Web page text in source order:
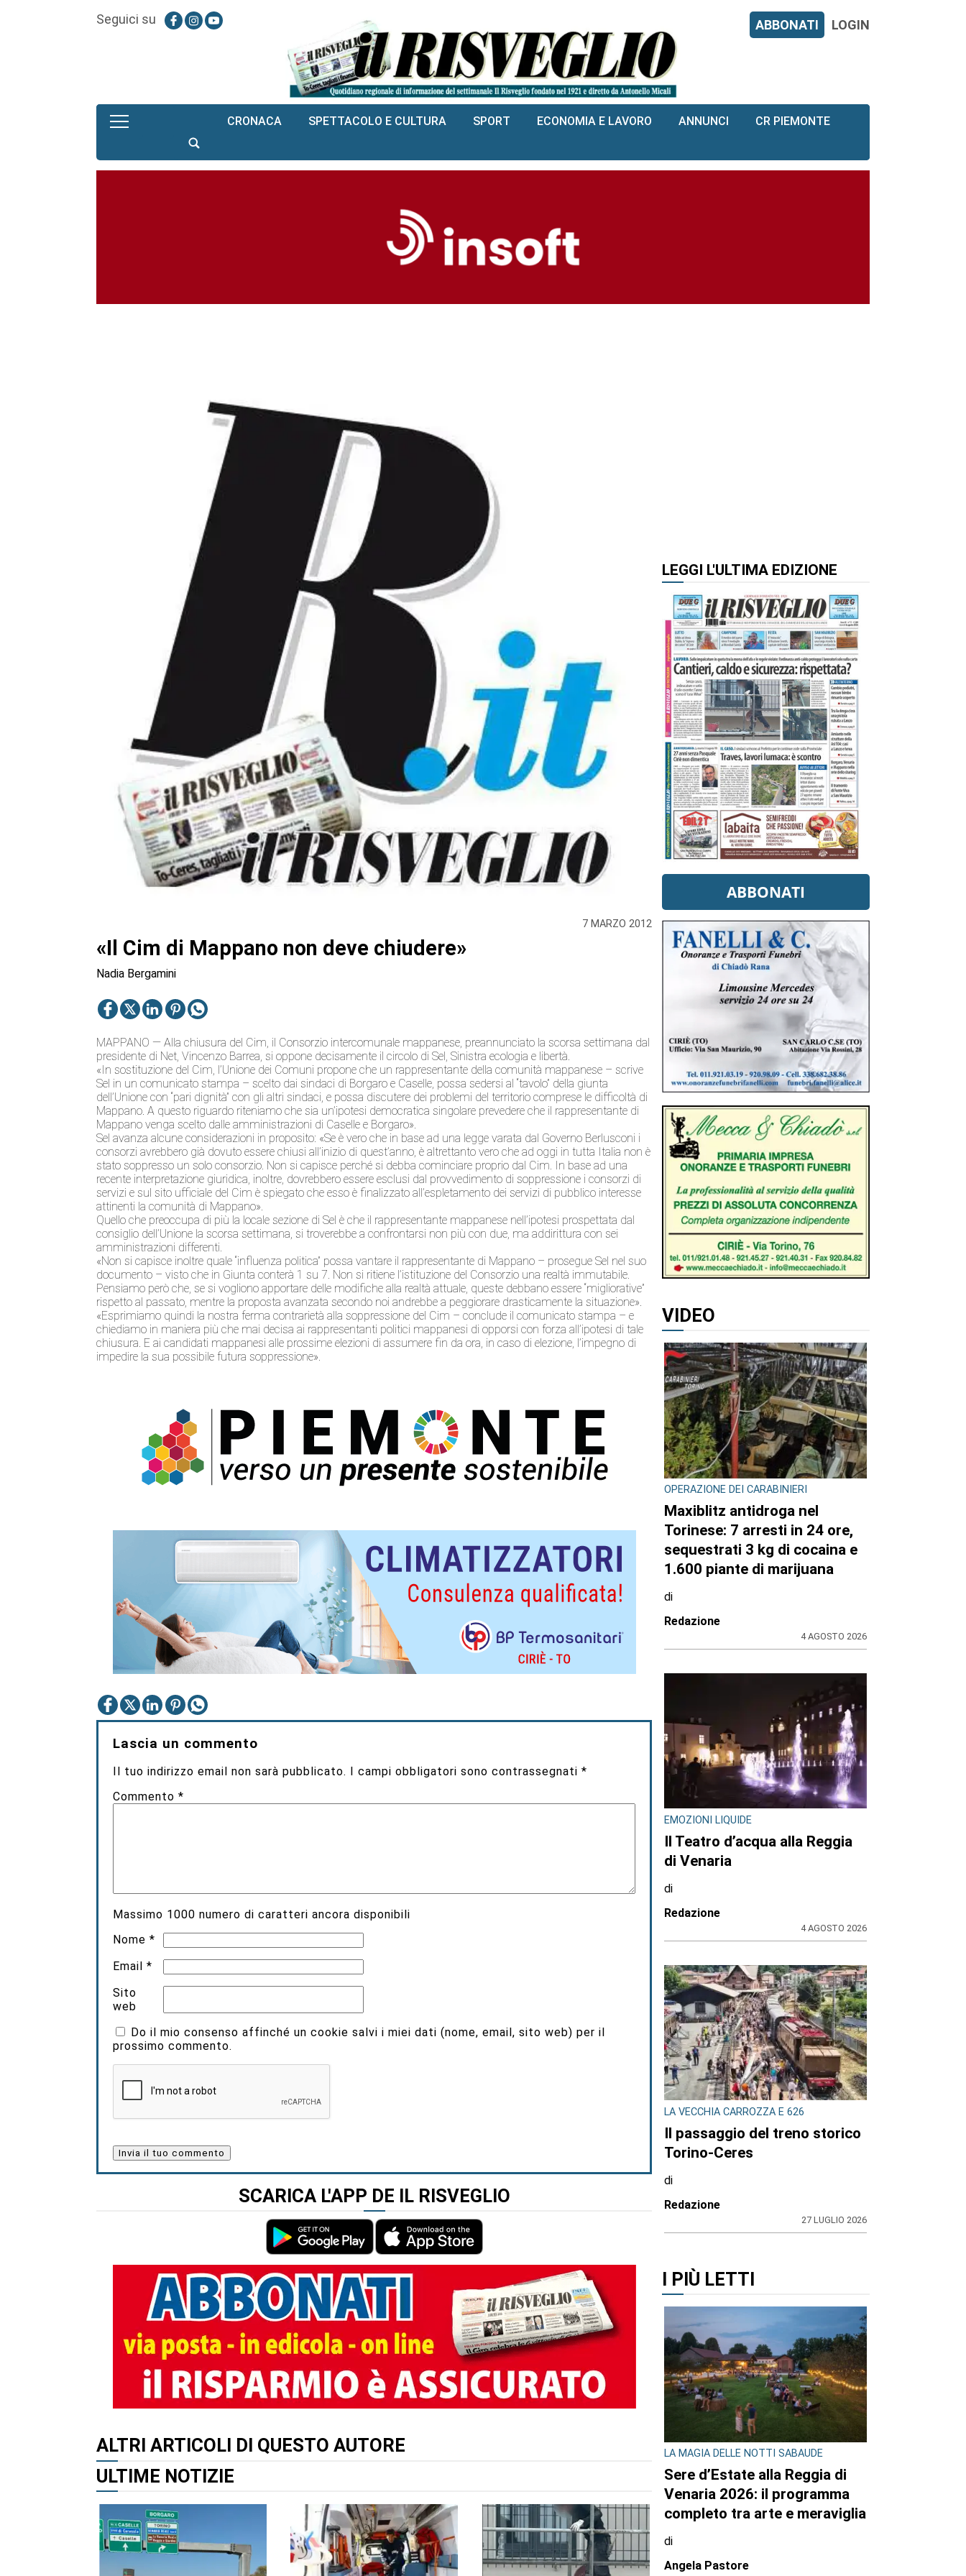
Seguici su ABBONATI LOGIN
CRONACA SPETTACOLO E CULTURA SPORT ECONOMIA E LAVORO ANNUNCI CR PIEMONTE
7 MARZO 2012
«Il Cim di Mappano non deve chiudere»
Nadia Bergamini
MAPPANO — Alla chiusura del Cim, il Consorzio intercomunale mappanese, preannunciato la scorsa settimana dal
presidente di Net, Vincenzo Barrea, si oppone decisamente il circolo di Sel, Sinistra ecologia e libertà.
«In sostituzione del Cim, l’Unione dei Comuni propone che un rappresentante della comunità mappanese – scrive
Sel in un comunicato stampa – scelto dai sindaci di Borgaro e Caselle, possa sedersi al “tavolo” della giunta
dell’Unione con “pari dignità” con gli altri sindaci, e possa discutere dei problemi del territorio comprese le difficoltà di
Mappano. A questo riguardo riteniamo che sia un’ipotesi democratica singolare prevedere che il rappresentante di
Mappano venga scelto dalle amministrazioni di Caselle e Borgaro».
Sel avanza alcune considerazioni in proposito: «Se è vero che in base ad una legge varata dal Governo Berlusconi i
consorzi avrebbero già dovuto essere chiusi all’inizio di quest’anno, è altrettanto vero che ad oggi in tutta Italia non è
stato soppresso un solo consorzio. Non si capisce perché si debba cominciare proprio dal Cim. In base ad una
recente interpretazione giuridica, inoltre, dovrebbero essere esclusi dal provvedimento di soppressione i consorzi di
servizi e sul sito ufficiale del Cim è spiegato che esso è finalizzato all’espletamento dei servizi di pubblico interesse
attinenti la comunità di Mappano».
Quello che preoccupa di più la locale sezione di Sel è che il rappresentante mappanese nell’ipotesi prospettata dal
consiglio dell’Unione la scorsa settimana, si troverebbe a confrontarsi non più con due, ma addirittura con sei
amministrazioni differenti.
«Non si capisce inoltre quale “influenza politica” possa vantare il rappresentante di Mappano – prosegue Sel nel suo
documento – visto che in Giunta conterà 1 su 7. Non si ritiene l’istituzione del Consorzio una realtà immutabile.
Pensiamo però che, se si vogliono apportare delle modifiche alla realtà attuale, queste debbano essere “migliorative”
rispetto al passato, mentre la proposta avanzata secondo noi andrebbe a peggiorare drasticamente la situazione».
«Esprimiamo quindi la nostra ferma contrarietà alla soppressione del Cim – conclude il comunicato stampa – e
chiediamo in maniera più che mai decisa ai rappresentanti politici mappanesi di opporsi con forza all’ipotesi di tale
chiusura. E ai candidati mappanesi alle prossime elezioni di assumere fin da ora, in caso di elezione, l’impegno di
impedire la sua possibile futura soppressione».
Lascia un commento
Il tuo indirizzo email non sarà pubblicato. I campi obbligatori sono contrassegnati*
Commento*
Massimo 1000 numero di caratteri ancora disponibili
Nome*
Email*
Sito
web
Do il mio consenso affinché un cookie salvi i miei dati (nome, email, sito web) per il
prossimo commento.
SCARICA L'APP DE IL RISVEGLIO
ALTRI ARTICOLI DI QUESTO AUTORE
ULTIME NOTIZIE
LEGGI L'ULTIMA EDIZIONE
ABBONATI
VIDEO
OPERAZIONE DEI CARABINIERI
Maxiblitz antidroga nel
Torinese: 7 arresti in 24 ore,
sequestrati 3 kg di cocaina e
1.600 piante di marijuana
di
Redazione
4 AGOSTO 2026
EMOZIONI LIQUIDE
Il Teatro d’acqua alla Reggia
di Venaria
di
Redazione
4 AGOSTO 2026
LA VECCHIA CARROZZA E 626
Il passaggio del treno storico
Torino-Ceres
di
Redazione
27 LUGLIO 2026
I PIÙ LETTI
LA MAGIA DELLE NOTTI SABAUDE
Sere d’Estate alla Reggia di
Venaria 2026: il programma
completo tra arte e meraviglia
di
Angela Pastore